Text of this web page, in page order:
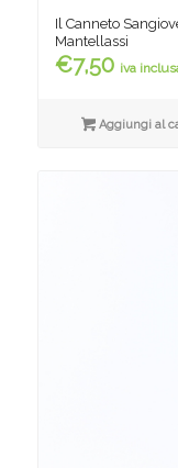
Il Canneto
Mantellassi
€7,50 iva
Aggiungi al